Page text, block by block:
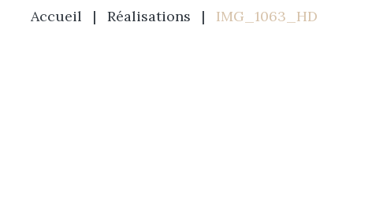
Accueil | Réalisations | IMG_1063_HD